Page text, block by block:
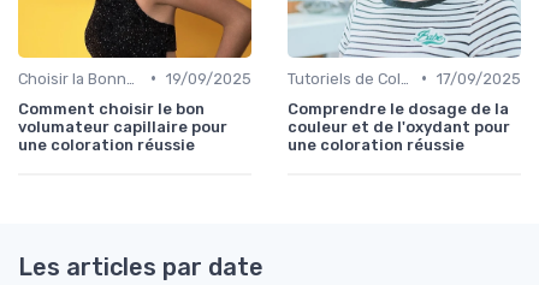
• 19/09/2025
Comment choisir le bon
volumateur capillaire pour
une coloration réussie
• 17/09/2025
Comprendre le dosage de la
couleur et de l'oxydant pour
une coloration réussie
Les articles par date